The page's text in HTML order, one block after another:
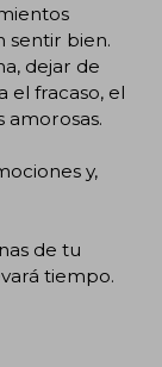
sentir bien.
dejar de
el fracaso, el
amorosas.
y,
de tu
tiempo.